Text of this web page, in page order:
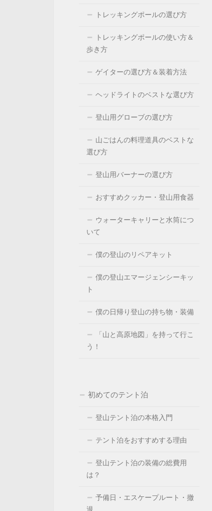
トレッキングポールの選び方
トレッキングポールの使い方＆
歩き方
ゲイターの選び方＆装着方法
ヘッドライトのベストな選び方
登山用グローブの選び方
山ごはんの料理道具のベストな
選び方
登山用バーナーの選び方
おすすめクッカー・登山用食器
ウォーターキャリーと水筒につ
いて
僕の登山のリペアキット
僕の登山エマージェンシーキッ
ト
僕の日帰り登山の持ち物・装備
「山と高原地図」を持って行こ
う！
初めてのテント泊
登山テント泊の本格入門
テント泊をおすすめする理由
登山テント泊の装備の総費用
は？
予備日・エスケープルート・撤